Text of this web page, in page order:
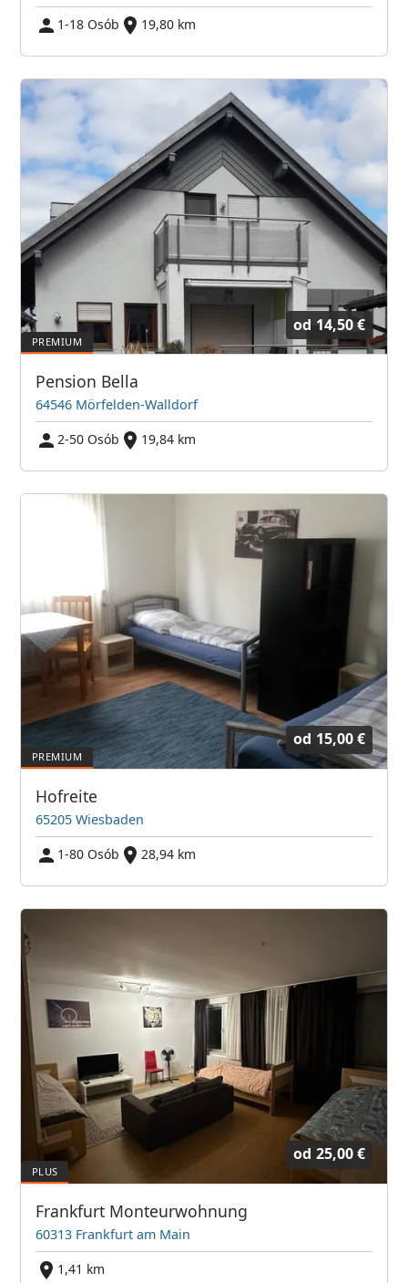
1-18 Osób
19,80 km
od 14,50 €
Pension Bella
64546 Mörfelden-Walldorf
2-50 Osób
19,84 km
od 15,00 €
Hofreite
65205 Wiesbaden
1-80 Osób
28,94 km
od 25,00 €
Frankfurt Monteurwohnung
60313 Frankfurt am Main
1,41 km